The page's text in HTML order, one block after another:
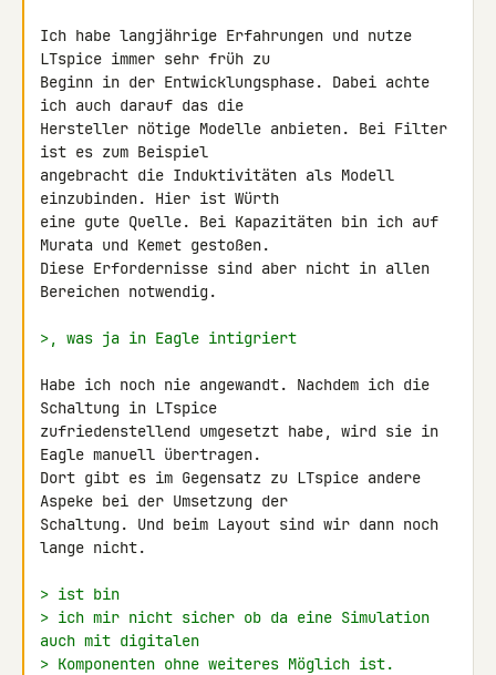
Ich habe langjährige Erfahrungen und nutze
LTspice immer sehr früh zu
Beginn in der Entwicklungsphase. Dabei achte
ich auch darauf das die
Hersteller nötige Modelle anbieten. Bei Filter
ist es zum Beispiel
angebracht die Induktivitäten als Modell
einzubinden. Hier ist Würth
eine gute Quelle. Bei Kapazitäten bin ich auf
Murata und Kemet gestoßen.
Diese Erfordernisse sind aber nicht in allen
Bereichen notwendig.
>, was ja in Eagle intigriert
Habe ich noch nie angewandt. Nachdem ich die
Schaltung in LTspice
zufriedenstellend umgesetzt habe, wird sie in
Eagle manuell übertragen.
Dort gibt es im Gegensatz zu LTspice andere
Aspeke bei der Umsetzung der
Schaltung. Und beim Layout sind wir dann noch
lange nicht.
> ist bin
> ich mir nicht sicher ob da eine Simulation
auch mit digitalen
> Komponenten ohne weiteres Möglich ist.